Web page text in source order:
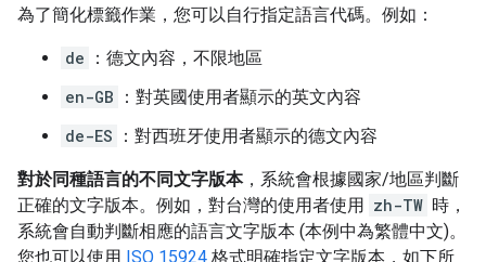
為了簡化標籤作業，您可以自行指定語言代碼。例如：
de
：德文內容，不限地區
en-GB
：對英國使用者顯示的英文內容
de-ES
：對西班牙使用者顯示的德文內容
對於同種語言的不同文字版本，系統會根據國家/地區判斷
正確的文字版本。例如，對台灣的使用者使用 zh-TW 時，
系統會自動判斷相應的語言文字版本 (本例中為繁體中文)。
您也可以使用 ISO 15924 格式明確指定文字版本，如下所